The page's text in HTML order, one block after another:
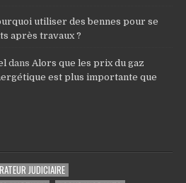
utiliser des bennes pour se
après travaux ?
dans Alors que les prix du gaz
est plus importante que
JUDICIAIRE